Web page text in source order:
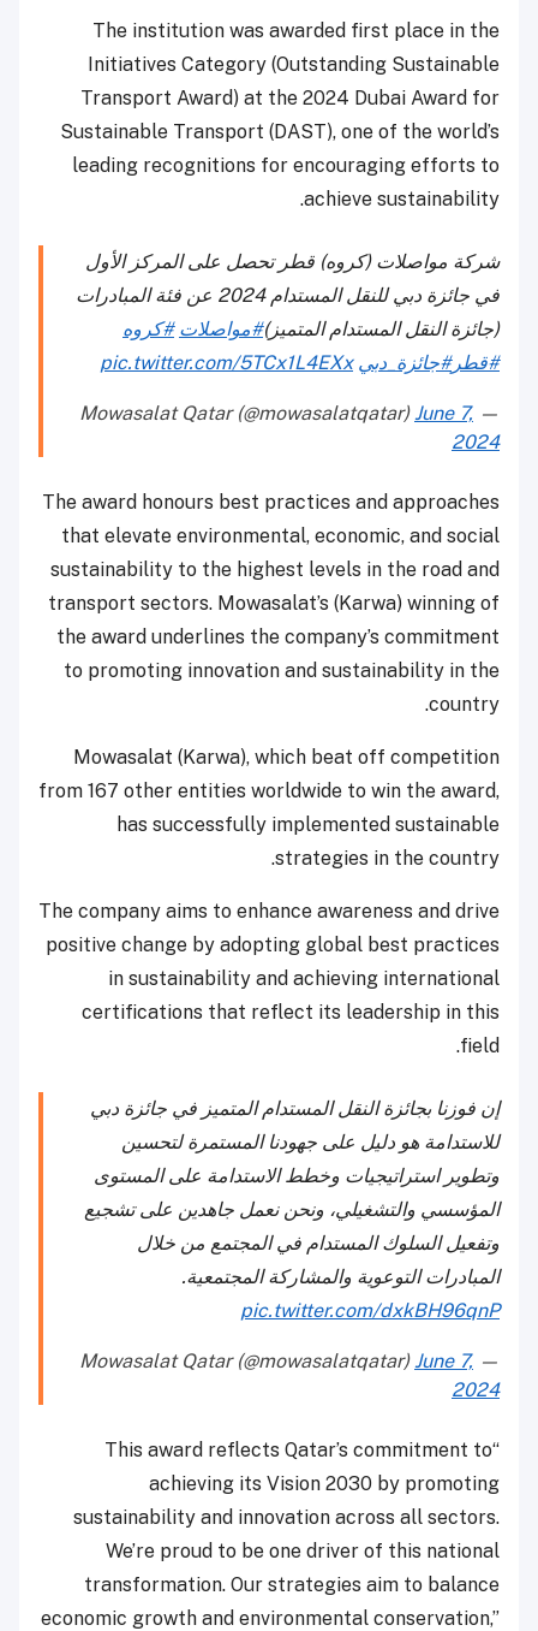
The institution was awarded first place in the
Initiatives Category (Outstanding Sustainable
Transport Award) at the 2024 Dubai Award for
Sustainable Transport (DAST), one of the world’s
leading recognitions for encouraging efforts to
achieve sustainability.
شركة مواصلات (كروه) قطر تحصل على المركز الأول
في جائزة دبي للنقل المستدام 2024 عن فئة المبادرات
(جائزة النقل المستدام المتميز)#مواصلات #كروه
#قطر#جائزة_دبي pic.twitter.com/5TCx1L4EXx
— Mowasalat Qatar (@mowasalatqatar)
June 7,
2024
The award honours best practices and approaches
that elevate environmental, economic, and social
sustainability to the highest levels in the road and
transport sectors. Mowasalat’s (Karwa) winning of
the award underlines the company’s commitment
to promoting innovation and sustainability in the
country.
Mowasalat (Karwa), which beat off competition
from 167 other entities worldwide to win the award,
has successfully implemented sustainable
strategies in the country.
The company aims to enhance awareness and drive
positive change by adopting global best practices
in sustainability and achieving international
certifications that reflect its leadership in this
field.
إن فوزنا بجائزة النقل المستدام المتميز في جائزة دبي
للاستدامة هو دليل على جهودنا المستمرة لتحسين
وتطوير استراتيجيات وخطط الاستدامة على المستوى
المؤسسي والتشغيلي، ونحن نعمل جاهدين على تشجيع
وتفعيل السلوك المستدام في المجتمع من خلال
المبادرات التوعوية والمشاركة المجتمعية.
pic.twitter.com/dxkBH96qnP
— Mowasalat Qatar (@mowasalatqatar)
June 7,
2024
“This award reflects Qatar’s commitment to
achieving its Vision 2030 by promoting
sustainability and innovation across all sectors.
We’re proud to be one driver of this national
transformation. Our strategies aim to balance
economic growth and environmental conservation,”